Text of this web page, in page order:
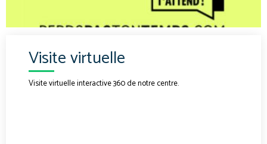
Visite virtuelle
Visite virtuelle interactive 360 de notre centre.